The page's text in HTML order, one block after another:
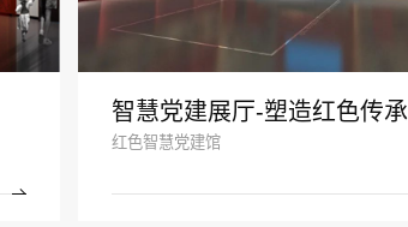
智慧党建展厅-塑造红色传承
红色智慧党建馆